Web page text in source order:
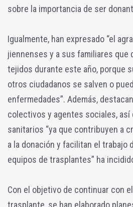
sobre la importancia de ser
Igualmente, han expresado “el
jiennenses y a sus familiares que
tejidos durante este año, porque
otros ciudadanos se salven o
enfermedades”. Además,
colectivos y agentes sociales,
sanitarios “ya que contribuyen a
a la donación y facilitan el trabajo
equipos de trasplantes” ha
Con el objetivo de continuar con
trasplante, se han elaborado